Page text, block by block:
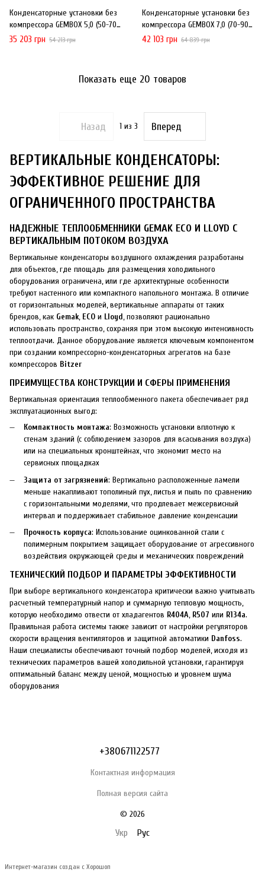
Конденсаторные установки без
компрессора GEMBOX 5,0 (50-70
GCU 45.2 S) GEMAK
35 203 грн 54 213 грн
Конденсаторные установки без
компрессора GEMBOX 7,0 (70-90
GCU 50.2 S) GEMAK
42 103 грн 64 839 грн
Показать еще 20 товаров
Назад 1 из 3 Вперед
ВЕРТИКАЛЬНЫЕ КОНДЕНСАТОРЫ:
ЭФФЕКТИВНОЕ РЕШЕНИЕ ДЛЯ
ОГРАНИЧЕННОГО ПРОСТРАНСТВА
НАДЕЖНЫЕ ТЕПЛООБМЕННИКИ GEMAK ECO И LLOYD С
ВЕРТИКАЛЬНЫМ ПОТОКОМ ВОЗДУХА
Вертикальные конденсаторы воздушного охлаждения разработаны
для объектов, где площадь для размещения холодильного
оборудования ограничена, или где архитектурные особенности
требуют настенного или компактного напольного монтажа. В отличие
от горизонтальных моделей, вертикальные аппараты от таких
брендов, как Gemak, ECO и Lloyd, позволяют рационально
использовать пространство, сохраняя при этом высокую интенсивность
теплоотдачи. Данное оборудование является ключевым компонентом
при создании компрессорно-конденсаторных агрегатов на базе
компрессоров Bitzer
ПРЕИМУЩЕСТВА КОНСТРУКЦИИ И СФЕРЫ ПРИМЕНЕНИЯ
Вертикальная ориентация теплообменного пакета обеспечивает ряд
эксплуатационных выгод:
Компактность монтажа: Возможность установки вплотную к
стенам зданий (с соблюдением зазоров для всасывания воздуха)
или на специальных кронштейнах, что экономит место на
сервисных площадках
Защита от загрязнений: Вертикально расположенные ламели
меньше накапливают тополиный пух, листья и пыль по сравнению
с горизонтальными моделями, что продлевает межсервисный
интервал и поддерживает стабильное давление конденсации
Прочность корпуса: Использование оцинкованной стали с
полимерным покрытием защищает оборудование от агрессивного
воздействия окружающей среды и механических повреждений
ТЕХНИЧЕСКИЙ ПОДБОР И ПАРАМЕТРЫ ЭФФЕКТИВНОСТИ
При выборе вертикального конденсатора критически важно учитывать
расчетный температурный напор и суммарную тепловую мощность,
которую необходимо отвести от хладагентов R404A, R507 или R134a.
Правильная работа системы также зависит от настройки регуляторов
скорости вращения вентиляторов и защитной автоматики Danfoss.
Наши специалисты обеспечивают точный подбор моделей, исходя из
технических параметров вашей холодильной установки, гарантируя
оптимальный баланс между ценой, мощностью и уровнем шума
оборудования
+380671122577
Контактная информация
Полная версия сайта
© 2026
Укр Рус
Интернет-магазин создан с Хорошоп